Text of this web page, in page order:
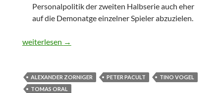
Personalpolitik der zweiten Halbserie auch eher
auf die Demonatge einzelner Spieler abzuzielen.
Versprechungen
weiterlesen →
ALEXANDER ZORNIGER PETER PACULT
TINO VOGEL
TOMAS ORAL